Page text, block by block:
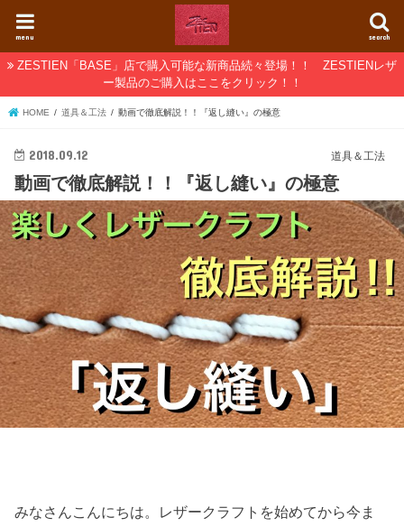
search
menu
ZESTIEN「BASE」店で購入可能な新商品続々登場！！ ZESTIENレザ
ー製品のご購入はここをクリック！！
HOME 道具＆工法 動画で徹底解説！！『返し縫い』の極意
道具＆工法
2018.09.12
動画で徹底解説！！『返し縫い』の極意
みなさんこんにちは。レザークラフトを始めてから今ま